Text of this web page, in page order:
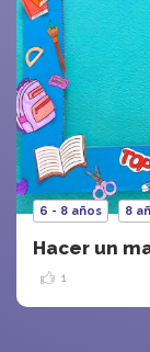
6 - 8 años 8
Hacer un
1